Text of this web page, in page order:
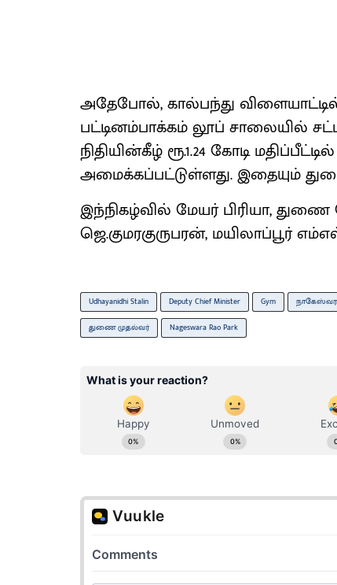
அதேபோல், கால்பந்து
பட்டினம்பாக்கம் லூப் சாலையில்
நிதியின்கீழ் ரூ.1.24 கோடி
அமைக்கப்பட்டுள்ளது. இதையும்
இந்நிகழ்வில் மேயர் பிரியா,
ஜெ.குமரகுருபரன், மயிலாப்பூர்
Udhayanidhi Stalin Deputy Chief Minister Gym நாகேஸ்வர
துணை முதல்​வர் Nageswara Rao Park